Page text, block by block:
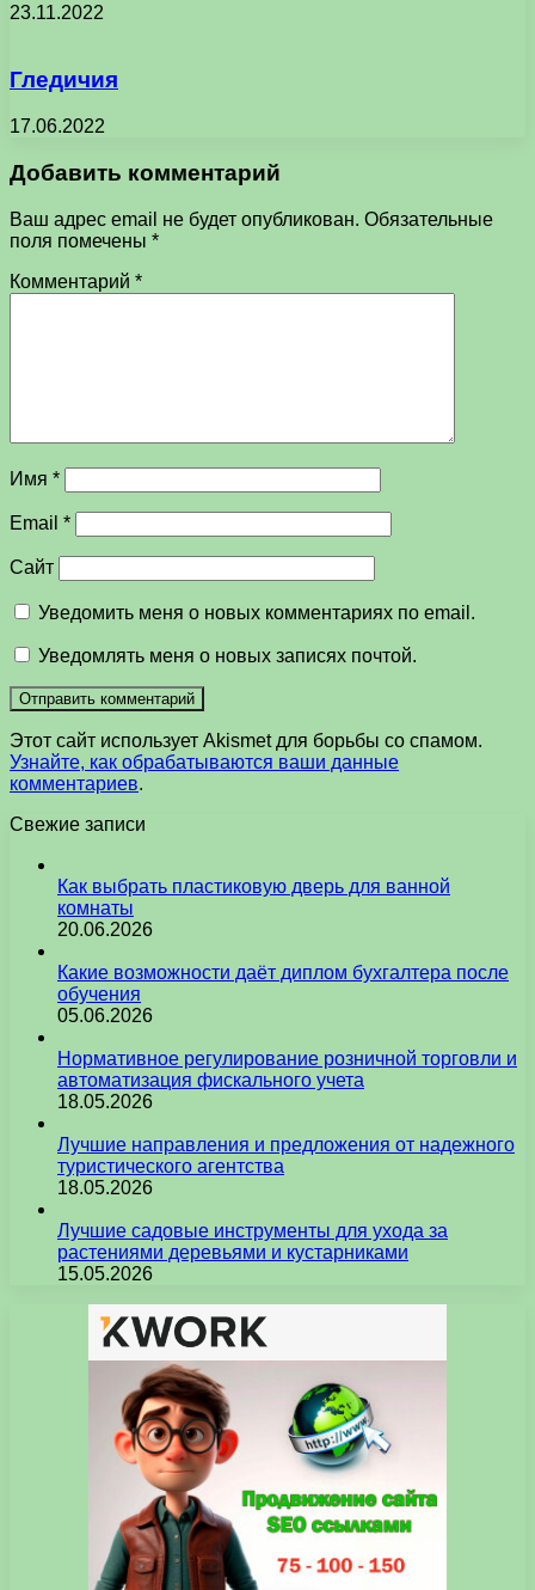
23.11.2022
Гледичия
17.06.2022
Добавить комментарий
Ваш адрес email не будет опубликован. Обязательные
поля помечены *
Комментарий *
Имя *
Email *
Сайт
Уведомить меня о новых комментариях по email.
Уведомлять меня о новых записях почтой.
Этот сайт использует Akismet для борьбы со спамом.
Узнайте, как обрабатываются ваши данные
комментариев.
Свежие записи
Как выбрать пластиковую дверь для ванной
комнаты
20.06.2026
Какие возможности даёт диплом бухгалтера после
обучения
05.06.2026
Нормативное регулирование розничной торговли и
автоматизация фискального учета
18.05.2026
Лучшие направления и предложения от надежного
туристического агентства
18.05.2026
Лучшие садовые инструменты для ухода за
растениями деревьями и кустарниками
15.05.2026